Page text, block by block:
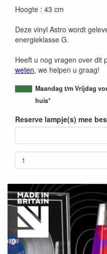
Hoogte : 43 cm
Deze vinyl Astro wordt
energieklasse G.
Heeft u nog vragen over dit
weten, we helpen u graag!
Maandag t/m Vrijdag
huis*
Reserve lampje(s) mee